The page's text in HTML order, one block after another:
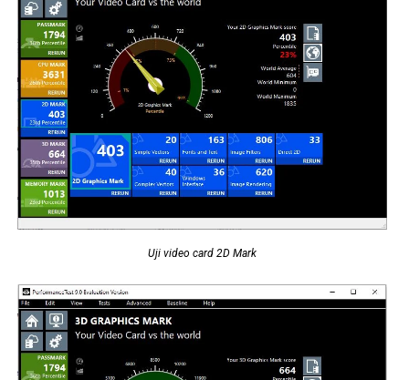
Uji video card 2D Mark